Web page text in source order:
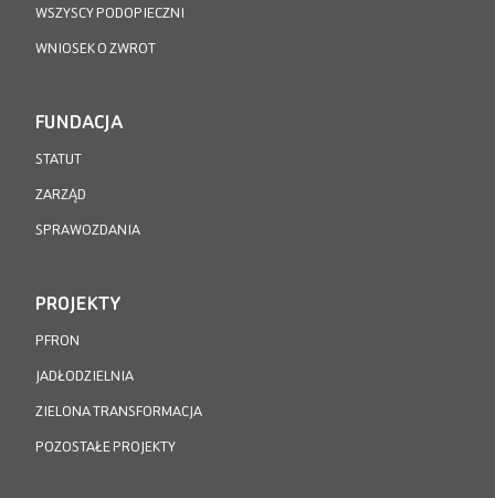
WSZYSCY PODOPIECZNI
WNIOSEK O ZWROT
FUNDACJA
STATUT
ZARZĄD
SPRAWOZDANIA
PROJEKTY
PFRON
JADŁODZIELNIA
ZIELONA TRANSFORMACJA
POZOSTAŁE PROJEKTY